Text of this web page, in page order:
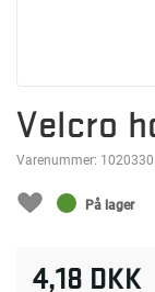
Velcro
Varenummer: 1020330
På lager
4,18 DKK